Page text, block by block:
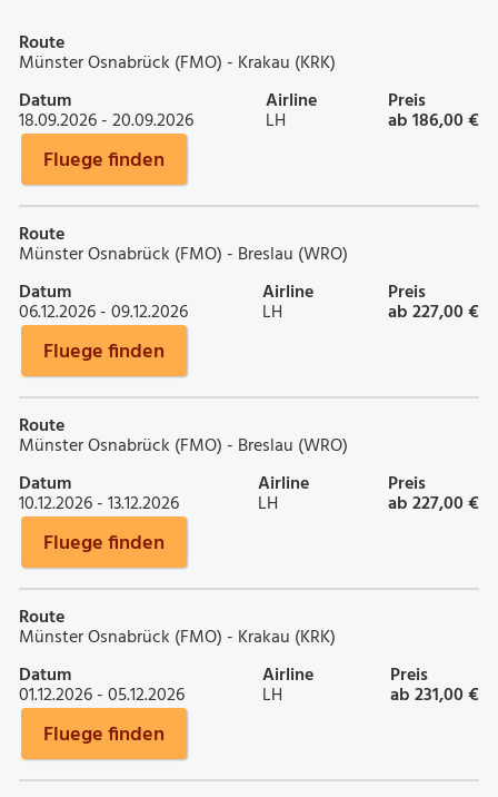
Route
Münster Osnabrück (FMO) - Krakau (KRK)
Datum
18.09.2026 - 20.09.2026
Airline
LH
Preis
ab 186,00 €
Fluege finden
Route
Münster Osnabrück (FMO) - Breslau (WRO)
Datum
06.12.2026 - 09.12.2026
Airline
LH
Preis
ab 227,00 €
Fluege finden
Route
Münster Osnabrück (FMO) - Breslau (WRO)
Datum
10.12.2026 - 13.12.2026
Airline
LH
Preis
ab 227,00 €
Fluege finden
Route
Münster Osnabrück (FMO) - Krakau (KRK)
Datum
01.12.2026 - 05.12.2026
Airline
LH
Preis
ab 231,00 €
Fluege finden